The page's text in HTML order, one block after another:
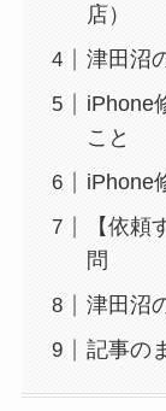
店）
津田沼
iPhone
こと
iPhone
【依
問
津田沼
記事の